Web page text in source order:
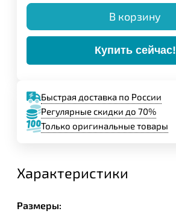
В корзину
Купить сейчас!
Быстрая доставка по России
Регулярные скидки до 70%
Только оригинальные товары
Характеристики
Размеры: